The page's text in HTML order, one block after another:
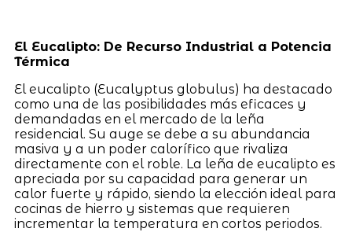
El Eucalipto: De Recurso Industrial a Potencia
Térmica
El eucalipto (Eucalyptus globulus) ha destacado
como una de las posibilidades más eficaces y
demandadas en el mercado de la leña
residencial. Su auge se debe a su abundancia
masiva y a un poder calorífico que rivaliza
directamente con el roble. La leña de eucalipto es
apreciada por su capacidad para generar un
calor fuerte y rápido, siendo la elección ideal para
cocinas de hierro y sistemas que requieren
incrementar la temperatura en cortos periodos.